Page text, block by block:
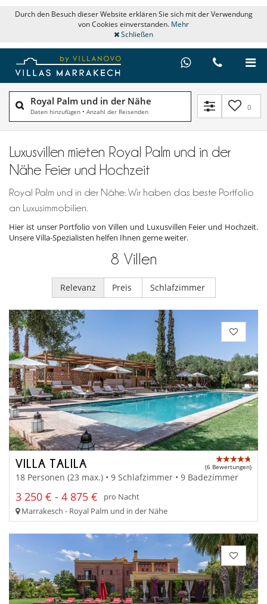
Durch den Besuch dieser Website erklären Sie sich mit der Verwendung
von Cookies einverstanden. Mehr
Schließen
Royal Palm und in der Nähe
Daten hinzufügen • Anzahl der Reisenden 0
Luxusvillen mieten Royal Palm und in der
Nähe Feier und Hochzeit
Royal Palm und in der Nähe: Wir haben das beste Portfolio
an Luxusimmobilien.
Hier ist unser Portfolio von Villen und Luxusvillen Feier und Hochzeit.
Unsere Villa-Spezialisten helfen Ihnen gerne weiter.
8 Villen
Relevanz Preis Schlafzimmer
VILLA TALILA (6 Bewertungen)
18 Personen (23 max.) • 9 Schlafzimmer • 9 Badezimmer
3 250 € - 4 875 €
pro Nacht
Marrakesch - Royal Palm und in der Nähe